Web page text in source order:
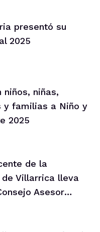
presentó su
2025
niños, niñas,
y familias a Niño y
2025
de la
Villarrica lleva
Asesor